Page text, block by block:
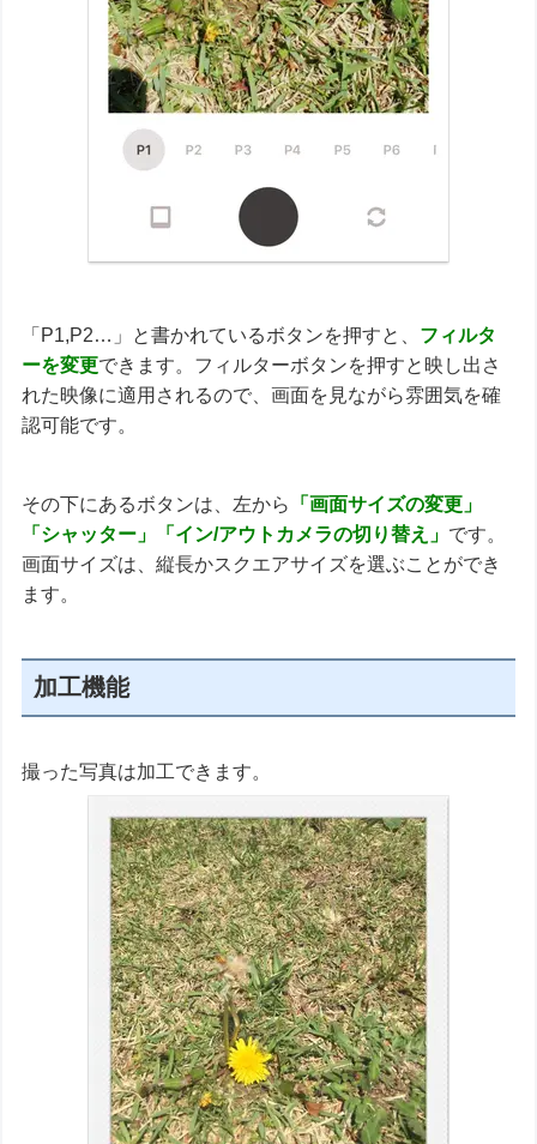
「P1,P2…」と書かれているボタンを押すと、 フィルタ
ーを変更できます。フィルターボタンを押すと映し出さ
れた映像に適用されるので、画面を見ながら雰囲気を確
認可能です。
その下にあるボタンは、左から
「画面サイズの変更」
「シャッター」「イン/アウトカメラの切り替え」 です。
画面サイズは、縦長かスクエアサイズを選ぶことができ
ます。
加工機能
撮った写真は加工できます。